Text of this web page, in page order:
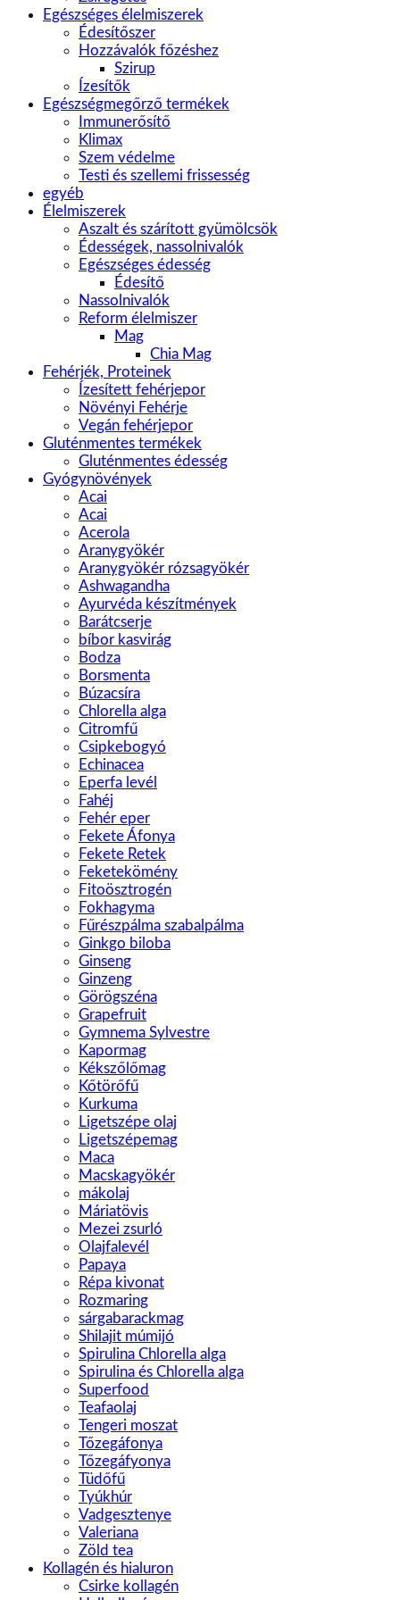
Egészséges élelmiszerek
Édesítőszer
Hozzávalók főzéshez
Szirup
Ízesítők
Egészségmegőrző termékek
Immunerősítő
Klimax
Szem védelme
Testi és szellemi frissesség
egyéb
Élelmiszerek
Aszalt és szárított gyümölcsök
Édességek, nassolnivalók
Egészséges édesség
Édesítő
Nassolnivalók
Reform élelmiszer
Mag
Chia Mag
Fehérjék, Proteinek
Ízesített fehérjepor
Növényi Fehérje
Vegán fehérjepor
Gluténmentes termékek
Gluténmentes édesség
Gyógynövények
Acai
Acai
Acerola
Aranygyökér
Aranygyökér rózsagyökér
Ashwagandha
Ayurvéda készítmények
Barátcserje
bíbor kasvirág
Bodza
Borsmenta
Búzacsíra
Chlorella alga
Citromfű
Csipkebogyó
Echinacea
Eperfa levél
Fahéj
Fehér eper
Fekete Áfonya
Fekete Retek
Feketekömény
Fitoösztrogén
Fokhagyma
Fűrészpálma szabalpálma
Ginkgo biloba
Ginseng
Ginzeng
Görögszéna
Grapefruit
Gymnema Sylvestre
Kapormag
Kékszőlőmag
Kőtörőfű
Kurkuma
Ligetszépe olaj
Ligetszépemag
Maca
Macskagyökér
mákolaj
Máriatövis
Mezei zsurló
Olajfalevél
Papaya
Répa kivonat
Rozmaring
sárgabarackmag
Shilajit múmijó
Spirulina Chlorella alga
Spirulina és Chlorella alga
Superfood
Teafaolaj
Tengeri moszat
Tőzegáfonya
Tőzegáfyonya
Tüdőfű
Tyúkhúr
Vadgesztenye
Valeriana
Zöld tea
Kollagén és hialuron
Csirke kollagén